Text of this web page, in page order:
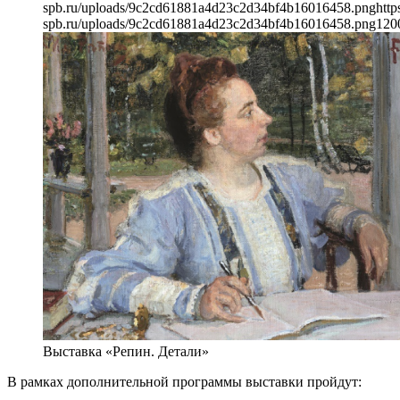
spb.ru/uploads/9c2cd61881a4d23c2d34bf4b16016458.png
spb.ru/uploads/9c2cd61881a4d23c2d34bf4b16016458.png
Выставка «Репин. Детали»
В рамках дополнительной программы выставки пройдут: